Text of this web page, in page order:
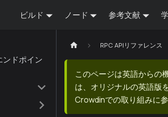
ビルド ノード 参考文献
ンドポイン
RPC APIリファレンス
このページは英語からの
は、オリジナルの英語版
Crowdinでの取り組みに